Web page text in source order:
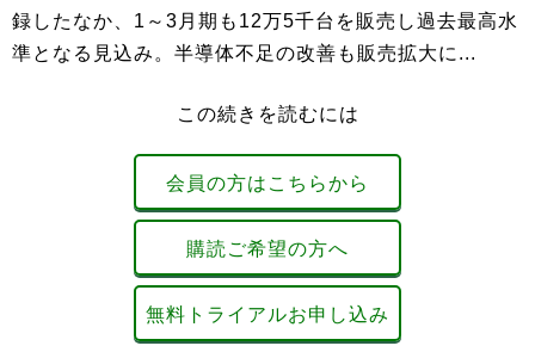
録したなか、1～3月期も12万5千台を販売し過去最高水
準となる見込み。半導体不足の改善も販売拡大に...
この続きを読むには
会員の方はこちらから
購読ご希望の方へ
無料トライアルお申し込み